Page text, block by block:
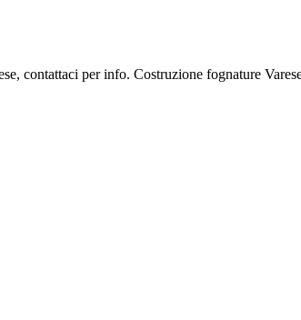
contattaci per info. Costruzione fognature